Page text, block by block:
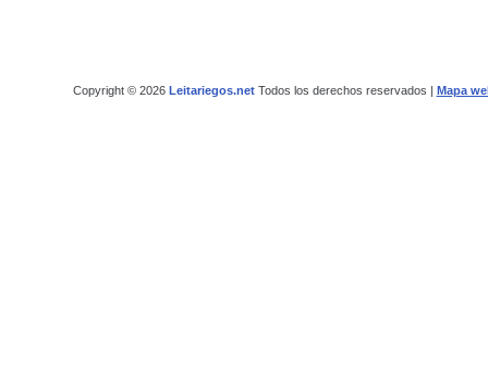
Copyright © 2026 Leitariegos.netTodos los derechos reservados | Mapa